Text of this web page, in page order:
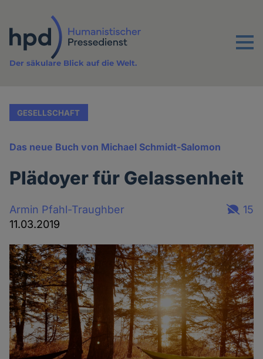
Inhalt
Menu
Der säkulare Blick auf die Welt.
GESELLSCHAFT
Das neue Buch von Michael Schmidt-Salomon
Plädoyer für Gelassenheit
Armin Pfahl-Traughber
11.03.2019
15